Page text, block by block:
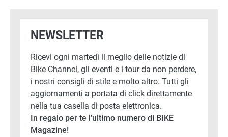
NEWSLETTER
Ricevi ogni martedì il meglio delle notizie di
Bike Channel, gli eventi e i tour da non perdere,
i nostri consigli di stile e molto altro. Tutti gli
aggiornamenti a portata di click direttamente
nella tua casella di posta elettronica.
In regalo per te l'ultimo numero di BIKE
Magazine!